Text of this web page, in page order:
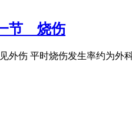
节 烧伤
外伤 平时烧伤发生率约为